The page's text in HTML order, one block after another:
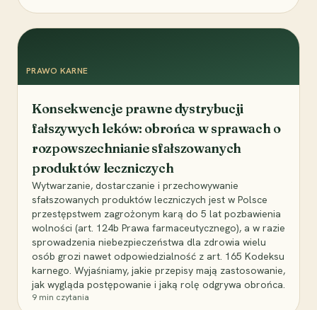
PRAWO KARNE
Konsekwencje prawne dystrybucji
fałszywych leków: obrońca w sprawach o
rozpowszechnianie sfałszowanych
produktów leczniczych
Wytwarzanie, dostarczanie i przechowywanie
sfałszowanych produktów leczniczych jest w Polsce
przestępstwem zagrożonym karą do 5 lat pozbawienia
wolności (art. 124b Prawa farmaceutycznego), a w razie
sprowadzenia niebezpieczeństwa dla zdrowia wielu
osób grozi nawet odpowiedzialność z art. 165 Kodeksu
karnego. Wyjaśniamy, jakie przepisy mają zastosowanie,
jak wygląda postępowanie i jaką rolę odgrywa obrońca.
9 min czytania